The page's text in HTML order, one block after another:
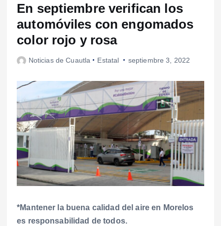
En septiembre verifican los
automóviles con engomados
color rojo y rosa
Noticias de Cuautla Estatal septiembre 3, 2022
*Mantener la buena calidad del aire en Morelos
es responsabilidad de todos.